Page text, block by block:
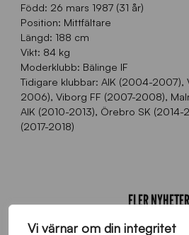
Vi värnar om din integritet
Född: 26 mars 1987 (31 år)
Position: Mittfältare
Längd: 188 cm
Vikt: 84 kg
Moderklubb: Bälinge IF
Tidigare klubbar: AIK (2004-2007),
2006), Viborg FF (2007-2008),
AIK (2010-2013), Örebro SK (2014-
(2017-2018)
FLER NYHETER